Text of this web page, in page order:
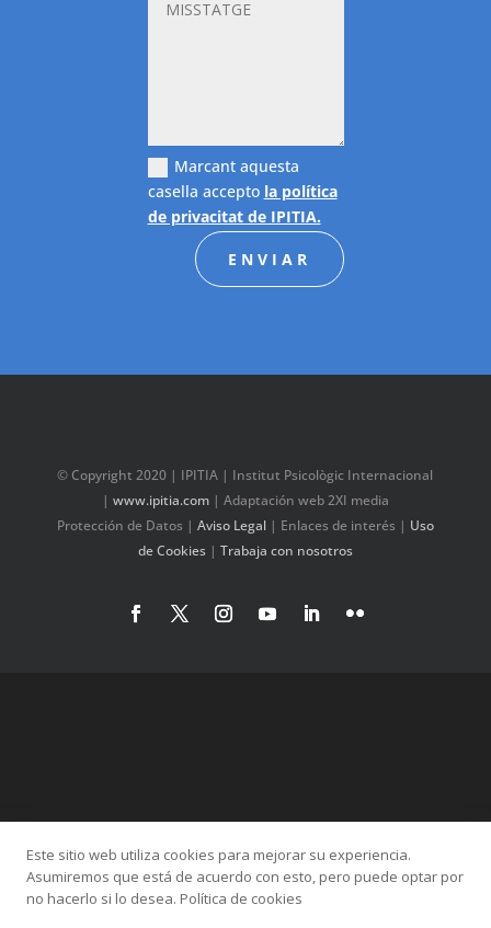
Marcant aquesta
casella accepto la política
de privacitat de IPITIA.
ENVIAR
© Copyright 2020 | IPITIA | Institut Psicològic Internacional
| www.ipitia.com| Adaptación web 2XI media
Protección de Datos | Aviso Legal| Enlaces de interés | Uso
de Cookies| Trabaja con nosotros
Categories
Altres Ansietat IPITIA Sexologia
Este sitio web utiliza cookies para mejorar su experiencia.
Asumiremos que está de acuerdo con esto, pero puede optar por
no hacerlo si lo desea. Política de cookies